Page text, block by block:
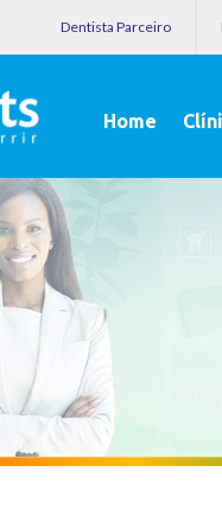
Dentista Parceiro
Home